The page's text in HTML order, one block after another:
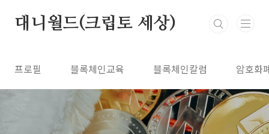
대니월드(크립토 세상)
프로필 블록체인교육 블록체인칼럼 암호화